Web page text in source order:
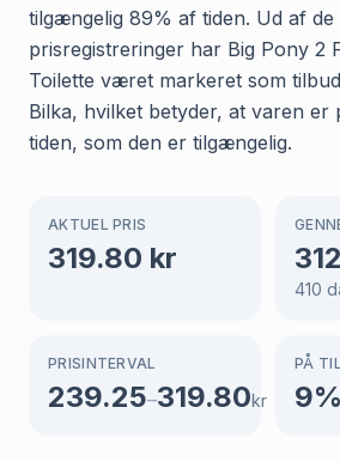
tilgængelig 89% af tiden. Ud af de
prisregistreringer har Big Pony 2
Toilette været markeret som
Bilka, hvilket betyder, at varen er
tiden, som den er tilgængelig.
AKTUEL PRIS
319.80 kr
410
PRISINTERVAL
239.25–319.80kr
PÅ
9